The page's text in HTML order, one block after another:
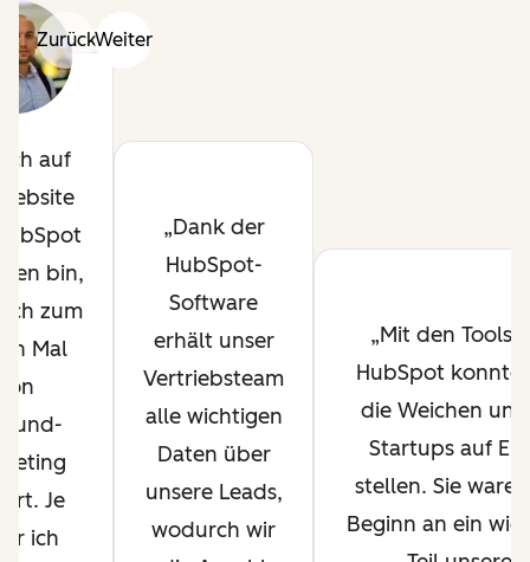
ZurückWeiter
ich auf
bin,
zum
Mal
Je
ich
Dank der
HubSpot-
Software
erhält unser
Vertriebsteam
alle wichtigen
Daten über
unsere Leads,
wodurch wir
Mit den Tools
HubSpot
die Weichen
Startups auf
stellen. Sie
Beginn an ein